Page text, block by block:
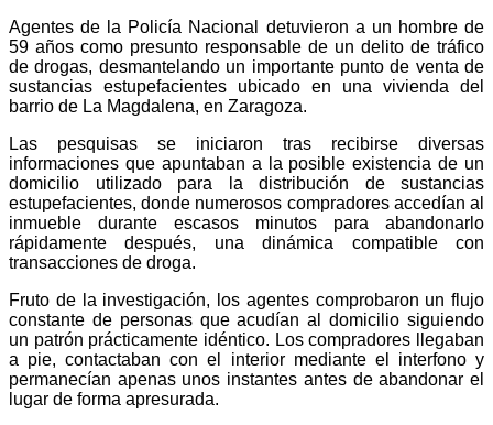
Agentes de la Policía Nacional detuvieron a un hombre de
59 años como presunto responsable de un delito de tráfico
de drogas, desmantelando un importante punto de venta de
sustancias estupefacientes ubicado en una vivienda del
barrio de La Magdalena, en Zaragoza.
Las pesquisas se iniciaron tras recibirse diversas
informaciones que apuntaban a la posible existencia de un
domicilio utilizado para la distribución de sustancias
estupefacientes, donde numerosos compradores accedían al
inmueble durante escasos minutos para abandonarlo
rápidamente después, una dinámica compatible con
transacciones de droga.
Fruto de la investigación, los agentes comprobaron un flujo
constante de personas que acudían al domicilio siguiendo
un patrón prácticamente idéntico. Los compradores llegaban
a pie, contactaban con el interior mediante el interfono y
permanecían apenas unos instantes antes de abandonar el
lugar de forma apresurada.